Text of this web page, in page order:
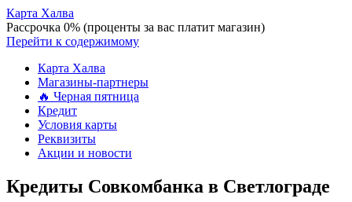
Карта Халва
Рассрочка 0% (проценты за вас платит магазин)
Перейти к содержимому
Карта Халва
Магазины-партнеры
🔥 Черная пятница
Кредит
Условия карты
Реквизиты
Акции и новости
Кредиты Совкомбанка в Светлограде